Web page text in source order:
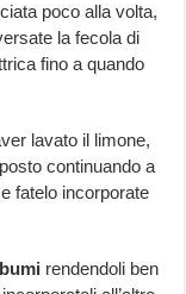
poco alla volta,
la fecola di
fino a quando
lavato il limone,
continuando a
fatelo incorporate
rendendoli ben